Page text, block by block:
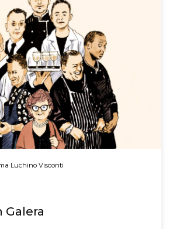
Luchino Visconti
Galera